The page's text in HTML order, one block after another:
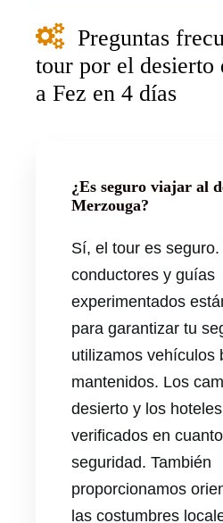
Preguntas
tour por el desierto
a Fez en 4 días
¿Es seguro viajar al
Merzouga?
Sí, el tour es
conductores y guías
experimentados
para garantizar tu
utilizamos vehículos
mantenidos. Los
desierto y los
verificados en
seguridad. También
proporcionamos
las costumbres